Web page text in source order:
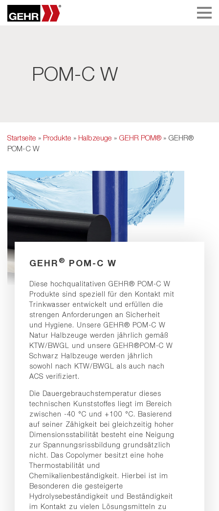
POM-C W
Startseite » Produkte » Halbzeuge » GEHR POM® » GEHR®
POM-C W
GEHR ® POM-C W
Diese hochqualitativen GEHR® POM-C W
Produkte sind speziell für den Kontakt mit
Trinkwasser entwickelt und erfüllen die
strengen Anforderungen an Sicherheit
und Hygiene. Unsere GEHR® POM-C W
Natur Halbzeuge werden jährlich gemäß
KTW/BWGL und unsere GEHR®POM-C W
Schwarz Halbzeuge werden jährlich
sowohl nach KTW/BWGL als auch nach
ACS verifiziert.
Die Dauergebrauchstemperatur dieses
technischen Kunststoffes liegt im Bereich
zwischen -40 °C und +100 °C. Basierend
auf seiner Zähigkeit bei gleichzeitig hoher
Dimensionsstabilität besteht eine Neigung
zur Spannungsrissbildung grundsätzlich
nicht. Das Copolymer besitzt eine hohe
Thermostabilität und
Chemikalienbeständigkeit. Hierbei ist im
Besonderen die gesteigerte
Hydrolysebeständigkeit und Beständigkeit
im Kontakt zu vielen Lösungsmitteln zu